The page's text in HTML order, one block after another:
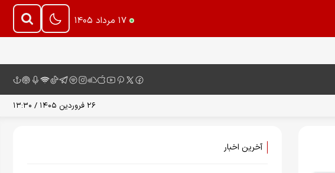
۱۷ مرداد ۱۴۰۵
۲۶ فروردین ۱۴۰۵ / ۱۳:۳۰
آخرین اخبار